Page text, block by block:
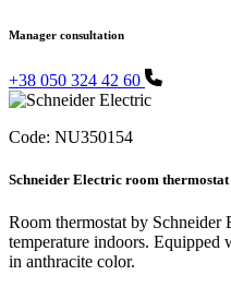
Manager consultation
+38 050 324 42 60
Code: NU350154
Schneider Electric room
Room thermostat by Schneider
temperature indoors. Equipped
in anthracite color.